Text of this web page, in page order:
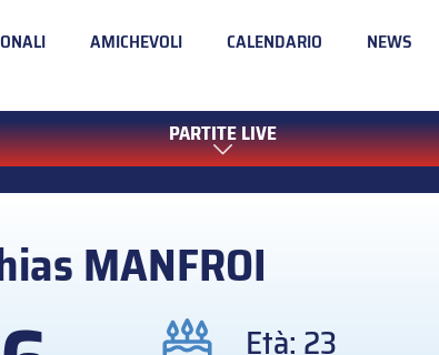
AMICHEVOLI CALENDARIO NEWS
PARTITE LIVE
MANFROI
Età: 23